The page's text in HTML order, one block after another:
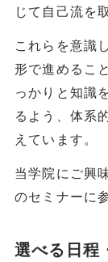
じて自己流を
これらを意識
形で進めるこ
っかりと知識
るよう、体系
えています。
当学院にご興
のセミナーに
選べる日程